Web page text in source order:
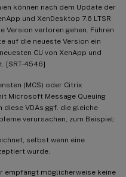
können nach dem Update der
und XenDesktop 7.6 LTSR
Version verloren gehen. Führen
auf die neueste Version ein
CU von XenApp und
[SRT-4546]
(MCS) oder Citrix
Microsoft Message Queuing
diese VDAs ggf. die gleiche
verursachen, zum Beispiel:
selbst wenn eine
wurde.
empfängt möglicherweise keine